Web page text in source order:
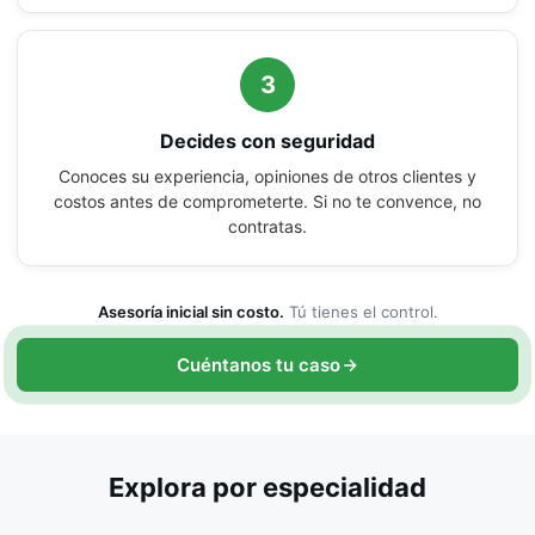
3
Decides con seguridad
Conoces su experiencia, opiniones de otros clientes y
costos antes de comprometerte. Si no te convence, no
contratas.
Asesoría inicial sin costo. Tú tienes el control.
Cuéntanos tu caso
Explora por especialidad